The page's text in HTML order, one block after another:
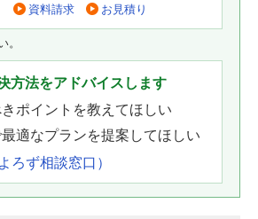
資料請求 お見積り
。
方法をアドバイスします
ポイントを教えてほしい
適なプランを提案してほしい
ろず相談窓口）